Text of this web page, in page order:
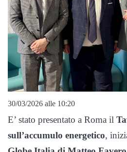
30/03/2026 alle 10:20
E’ stato presentato a Roma il
sull’accumulo energetico,